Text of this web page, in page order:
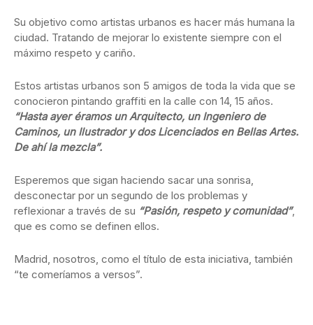
Su objetivo como artistas urbanos es hacer más humana la
ciudad. Tratando de mejorar lo existente siempre con el
máximo respeto y cariño.
Estos artistas urbanos son 5 amigos de toda la vida que se
conocieron pintando graffiti en la calle con 14, 15 años.
“Hasta ayer éramos un Arquitecto, un Ingeniero de
Caminos, un Ilustrador y dos Licenciados en Bellas Artes.
De ahí la mezcla”.
Esperemos que sigan haciendo sacar una sonrisa,
desconectar por un segundo de los problemas y
reflexionar a través de su “Pasión, respeto y comunidad”,
que es como se definen ellos.
Madrid, nosotros, como el título de esta iniciativa, también
“te comeríamos a versos”.